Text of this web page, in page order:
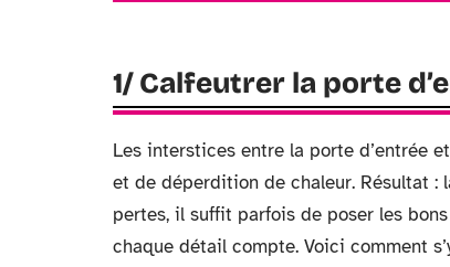
1/ Calfeutrer la porte
Les interstices entre la porte d’entrée
et de déperdition de chaleur. Résultat :
pertes, il suffit parfois de poser les
chaque détail compte. Voici comment